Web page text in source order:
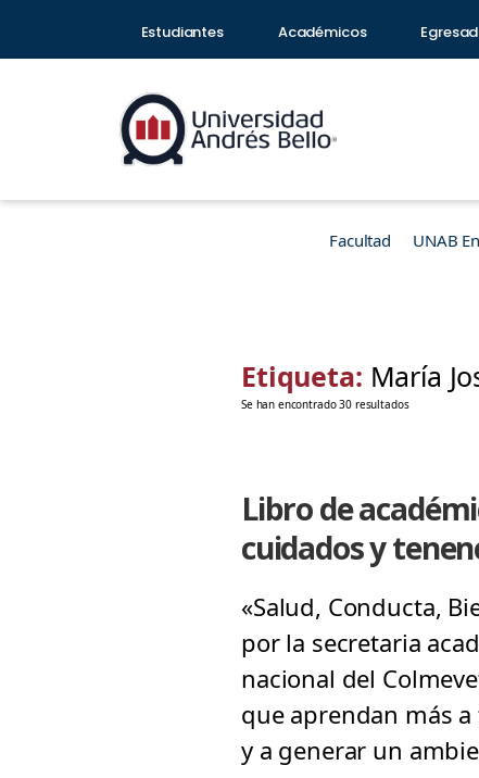
Estudiantes Académicos
Facultad UNAB
Etiqueta: María
Se han encontrado 30 resultados
Libro de
cuidados y
«Salud, Conducta,
por la secretaria
nacional del
que aprendan más
y a generar un